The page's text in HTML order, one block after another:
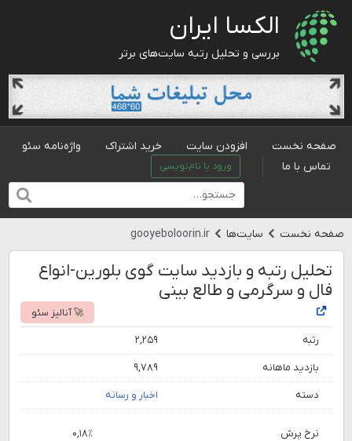
الکسا ایران
بررسی و تحلیل رتبه سایت‌های برتر
صفحه نخست افزودن سایت خرید اشتراک
واژه‌نامه سئو
تماس با ما
ورود یا نام‌نویسی
صفحه نخست سایت‌ها gooyeboloorin.ir
تحلیل رتبه و بازدید سایت گوی بلورین-انواع
فال و سرگرمی و طالع بینی
🚀 آنالیز سئو
رتبه ۲,۲۵۹
بازدید ماهانه ۹,۷۸۹
دسته اخبار و رسانه
نرخ پرش ۰,۱۸٪